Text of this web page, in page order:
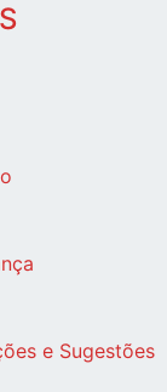
e Sugestões